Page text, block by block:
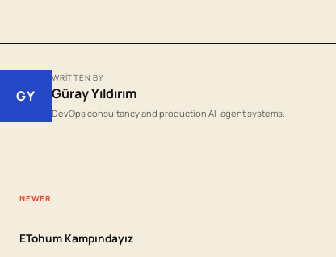
GY
WRITTEN BY
Güray Yıldırım
DevOps consultancy and production AI-agent systems.
NEWER
ETohum Kampındayız